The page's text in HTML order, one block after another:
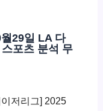
29일 LA 다
포츠 분석 무
저리그] 2025